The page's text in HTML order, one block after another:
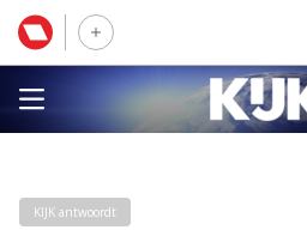
KIJK antwoordt